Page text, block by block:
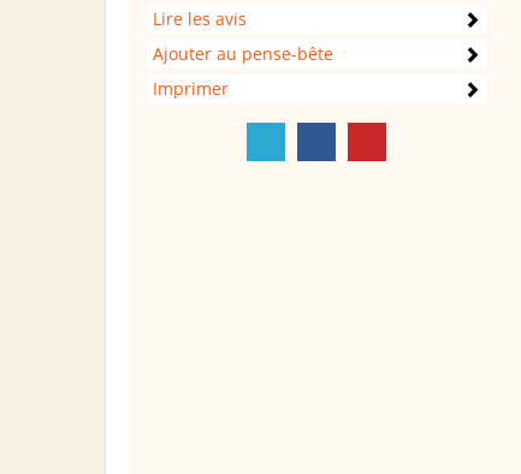
Lire les avis
Ajouter au pense-bête
Imprimer